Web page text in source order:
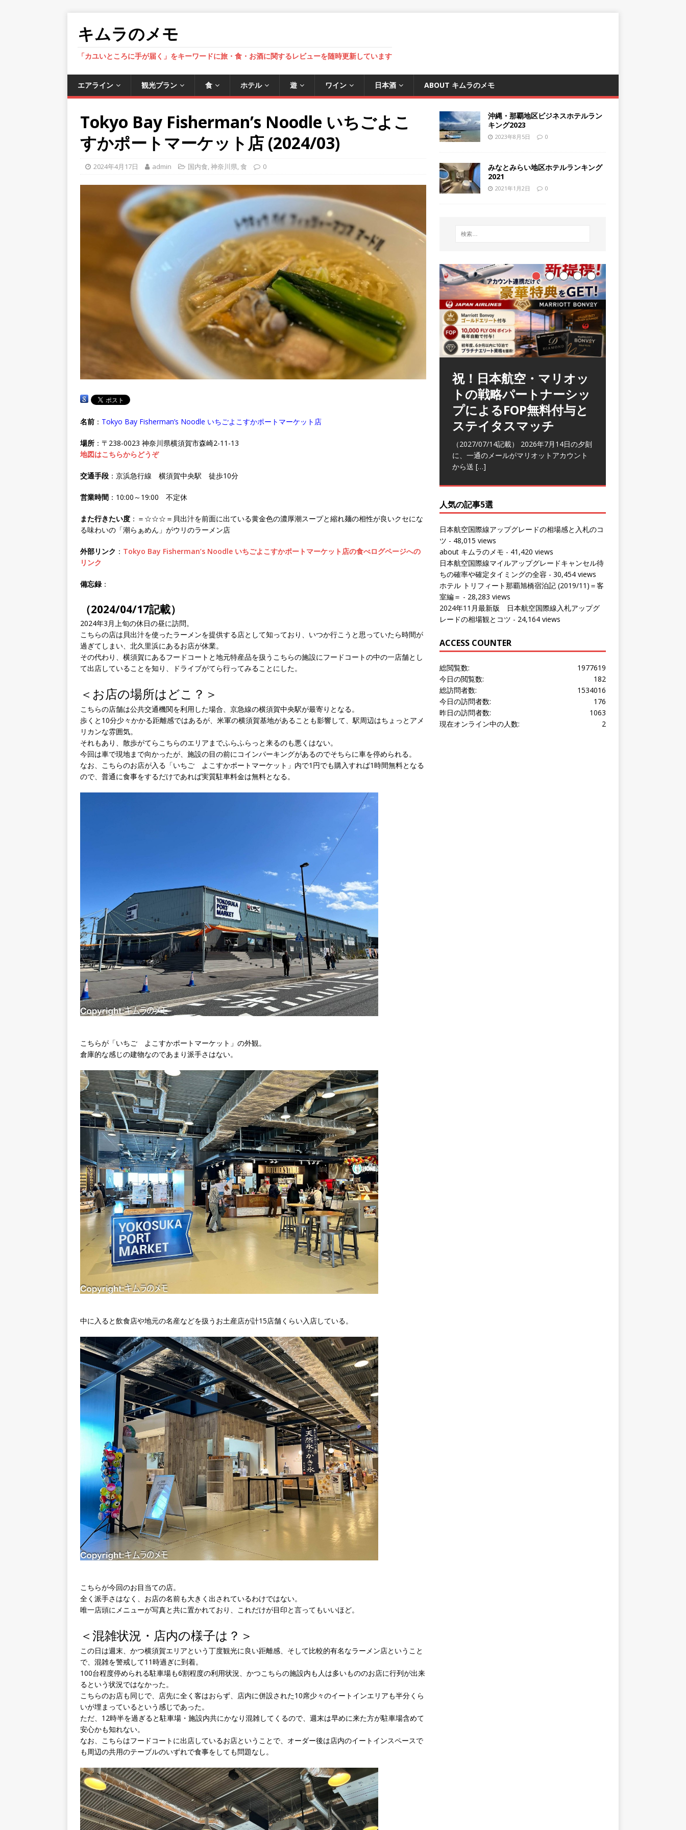
キムラのメモ
「カユいところに手が届く」をキーワードに旅・食・お酒に関するレビューを随時更新しています
エアライン 観光プラン 食 ホテル 遊 ワイン 日本酒 ABOUT キムラのメモ
Tokyo Bay Fisherman’s Noodle いちごよこ
すかポートマーケット店 (2024/03)
2024年4月17日 admin 国内食,神奈川県,食 0
名前 ： Tokyo Bay Fisherman’s Noodle いちごよこすかポートマーケット店
場所 ：〒238-0023 神奈川県横須賀市森崎2-11-13
地図はこちらからどうぞ
交通手段 ：京浜急行線 横須賀中央駅 徒歩10分
営業時間 ：10:00～19:00 不定休
また行きたい度 ：＝☆☆☆＝貝出汁を前面に出ている黄金色の濃厚潮スープと縮れ麺の相性が良いクセにな
る味わいの「潮らぁめん」がウリのラーメン店
外部リンク ： Tokyo Bay Fisherman’s Noodle いちごよこすかポートマーケット店の食べログページへの
リンク
備忘録 ：
（2024/04/17記載）
2024年3月上旬の休日の昼に訪問。
こちらの店は貝出汁を使ったラーメンを提供する店として知っており、いつか行こうと思っていたら時間が
過ぎてしまい、北久里浜にあるお店が休業。
その代わり、横須賀にあるフードコートと地元特産品を扱うこちらの施設にフードコートの中の一店舗とし
て出店していることを知り、ドライブがてら行ってみることにした。
＜お店の場所はどこ？＞
こちらの店舗は公共交通機関を利用した場合、京急線の横須賀中央駅が最寄りとなる。
歩くと10分少々かかる距離感ではあるが、米軍の横須賀基地があることも影響して、駅周辺はちょっとアメ
リカンな雰囲気。
それもあり、散歩がてらこちらのエリアまでふらふらっと来るのも悪くはない。
今回は車で現地まで向かったが、施設の目の前にコインパーキングがあるのでそちらに車を停められる。
なお、こちらのお店が入る「いちご よこすかポートマーケット」内で1円でも購入すれば1時間無料となる
ので、普通に食事をするだけであれば実質駐車料金は無料となる。
こちらが「いちご よこすかポートマーケット」の外観。
倉庫的な感じの建物なのであまり派手さはない。
中に入ると飲食店や地元の名産などを扱うお土産店が計15店舗くらい入店している。
こちらが今回のお目当ての店。
全く派手さはなく、お店の名前も大きく出されているわけではない。
唯一店頭にメニューが写真と共に置かれており、これだけが目印と言ってもいいほど。
＜混雑状況・店内の様子は？＞
この日は週末、かつ横須賀エリアという丁度観光に良い距離感、そして比較的有名なラーメン店ということ
で、混雑を警戒して11時過ぎに到着。
100台程度停められる駐車場も6割程度の利用状況、かつこちらの施設内も人は多いもののお店に行列が出来
るという状況ではなかった。
こちらのお店も同じで、店先に全く客はおらず、店内に併設された10席少々のイートインエリアも半分くら
いが埋まっているという感じであった。
ただ、12時半を過ぎると駐車場・施設内共にかなり混雑してくるので、週末は早めに来た方が駐車場含めて
安心かも知れない。
なお、こちらはフードコートに出店しているお店ということで、オーダー後は店内のイートインスペースで
も周辺の共用のテーブルのいずれで食事をしても問題なし。
沖縄・那覇地区ビジネスホテルラン
キング2023
2023年8月5日 0
みなとみらい地区ホテルランキング
2021
2021年1月2日 0
ラウンジ 華 那覇空港
(2026/05)
（2026/06/07記載） 2026年5月下旬の平日
に那覇を訪れた際に利用した。 こちらのラ
ウンジ
[…]
人気の記事5選
ツ- 48,015 views
日本航空国際線マイルアップグレードキャンセル待
ちの確率や確定タイミングの全容
ホテル トリフィート那覇旭橋宿泊記 (2019/11)＝客
室編＝- 28,283 views
2024年11月最新版 日本航空国際線入札アップグ
レードの相場観とコツ- 24,164 views
ACCESS COUNTER
今日の閲覧数:
176
今日の訪問者数:
1063
昨日の訪問者数:
2
現在オンライン中の人数: